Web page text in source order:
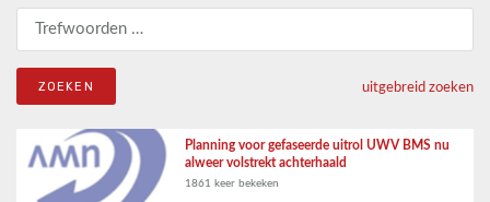
Zoeken naar:
uitgebreid zoeken
Planning voor gefaseerde uitrol UWV BMS nu
alweer volstrekt achterhaald
1861 keer bekeken